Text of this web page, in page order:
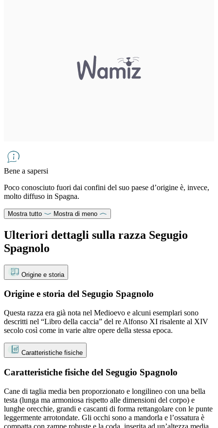
Bene a sapersi
Poco conosciuto fuori dai confini del suo paese d’origine è, invece,
molto diffuso in Spagna.
Mostra tutto Mostra di meno
Ulteriori dettagli sulla razza Segugio
Spagnolo
Origine e storia
Origine e storia del Segugio Spagnolo
Questa razza era già nota nel Medioevo e alcuni esemplari sono
descritti nel “Libro della caccia” del re Alfonso XI risalente al XIV
secolo così come in varie altre opere della stessa epoca.
Caratteristiche fisiche
Caratteristiche fisiche del Segugio Spagnolo
Cane di taglia media ben proporzionato e longilineo con una bella
testa (lunga ma armoniosa rispetto alle dimensioni del corpo) e
lunghe orecchie, grandi e cascanti di forma rettangolare con le punte
leggermente arrotondate. Gli occhi sono a mandorla e l’ossatura è
compatta con zampe robuste e la coda, inserita ad un’altezza media,